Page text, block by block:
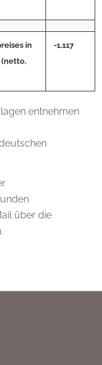
in
-1,117
entnehmen
über die